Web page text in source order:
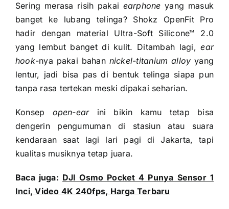
Sering merasa risih pakai earphone yang masuk
banget ke lubang telinga? Shokz OpenFit Pro
hadir dengan material Ultra-Soft Silicone™ 2.0
yang lembut banget di kulit. Ditambah lagi,ear
hook-nya pakai bahan nickel-titanium alloy yang
lentur, jadi bisa pas di bentuk telinga siapa pun
tanpa rasa tertekan meski dipakai seharian.
Konsep open-earini bikin kamu tetap bisa
dengerin pengumuman di stasiun atau suara
kendaraan saat lagi lari pagi di Jakarta, tapi
kualitas musiknya tetap juara.
Baca juga: DJI Osmo Pocket 4 Punya Sensor 1
Inci, Video 4K 240fps, Harga Terbaru